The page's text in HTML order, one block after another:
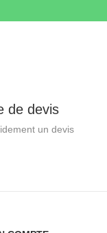
de devis
un devis